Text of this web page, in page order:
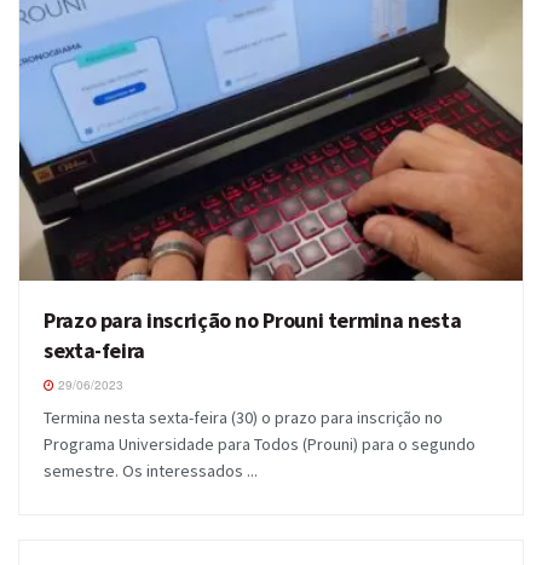
Prazo para inscrição no Prouni termina nesta
sexta-feira
29/06/2023
Termina nesta sexta-feira (30) o prazo para inscrição no
Programa Universidade para Todos (Prouni) para o segundo
semestre. Os interessados ...